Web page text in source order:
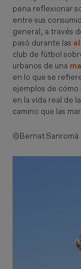
pena reflexionar
entre sus
general, a través
pasó durante las
club de fútbol
urbanos de una
en lo que se
ejemplos de
en la vida real de
camino que las
©Bernat Sanromà